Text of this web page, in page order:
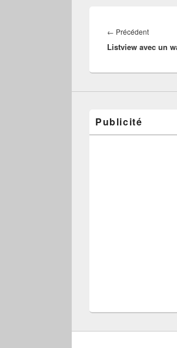
de
l’article
← PrécédentArticle
Listview avec un
Publicité